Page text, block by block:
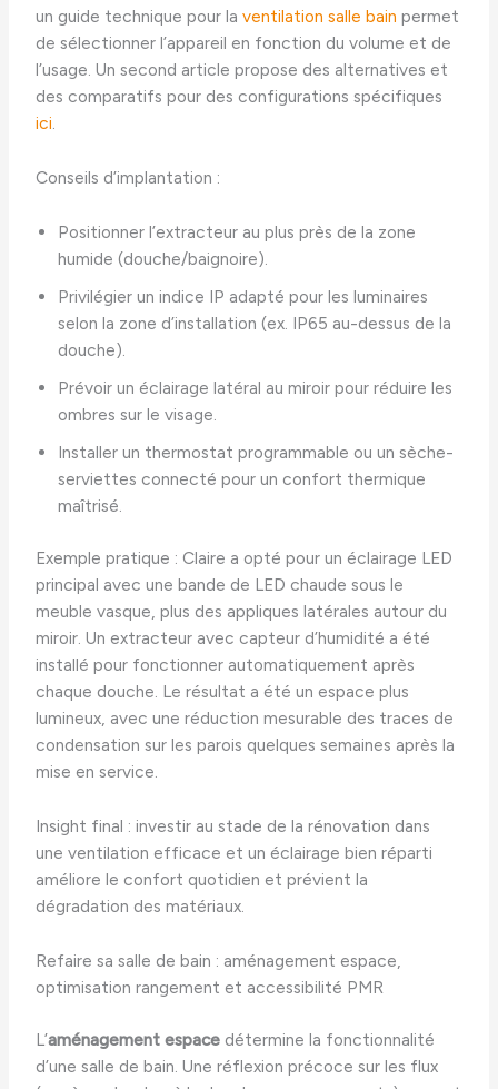
un guide technique pour laventilation salle bain permet
de sélectionner l’appareil en fonction du volume et de
l’usage. Un second article propose des alternatives et
des comparatifs pour des configurations spécifiques
ici.
Conseils d’implantation :
Positionner l’extracteur au plus près de la zone
humide (douche/baignoire).
Privilégier un indice IP adapté pour les luminaires
selon la zone d’installation (ex. IP65 au-dessus de la
douche).
Prévoir un éclairage latéral au miroir pour réduire les
ombres sur le visage.
Installer un thermostat programmable ou un sèche-
serviettes connecté pour un confort thermique
maîtrisé.
Exemple pratique : Claire a opté pour un éclairage LED
principal avec une bande de LED chaude sous le
meuble vasque, plus des appliques latérales autour du
miroir. Un extracteur avec capteur d’humidité a été
installé pour fonctionner automatiquement après
chaque douche. Le résultat a été un espace plus
lumineux, avec une réduction mesurable des traces de
condensation sur les parois quelques semaines après la
mise en service.
Insight final : investir au stade de la rénovation dans
une ventilation efficace et un éclairage bien réparti
améliore le confort quotidien et prévient la
dégradation des matériaux.
Refaire sa salle de bain : aménagement espace,
optimisation rangement et accessibilité PMR
L’aménagement espace détermine la fonctionnalité
d’une salle de bain. Une réflexion précoce sur les flux